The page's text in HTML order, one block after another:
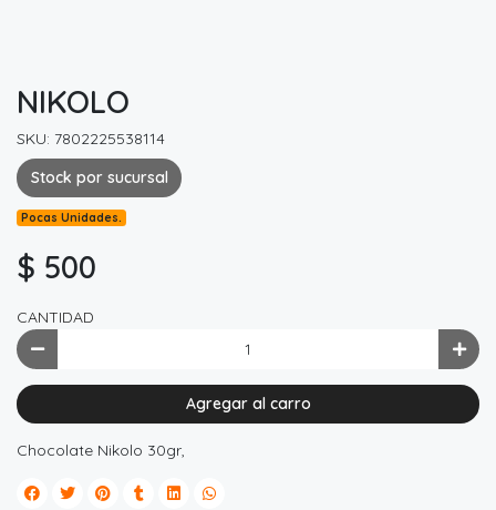
NIKOLO
SKU: 7802225538114
Stock por sucursal
Pocas Unidades.
$ 500
CANTIDAD
Agregar al carro
Chocolate Nikolo 30gr,